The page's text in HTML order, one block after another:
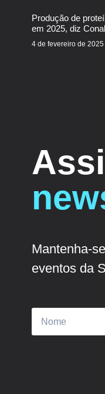
Produção de
em 2025, diz
4 de fevereiro de 2025
Mantenha-
eventos da